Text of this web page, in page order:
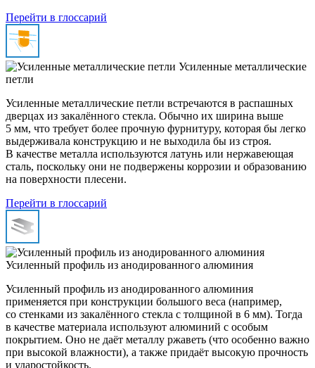
Перейти в глоссарий
Усиленные металлические
петли
Усиленные металлические петли встречаются в распашных
дверцах из закалённого стекла. Обычно их ширина выше
5 мм, что требует более прочную фурнитуру, которая бы легко
выдерживала конструкцию и не выходила бы из строя.
В качестве металла используются латунь или нержавеющая
сталь, поскольку они не подвержены коррозии и образованию
на поверхности плесени.
Перейти в глоссарий
Усиленный профиль из анодированного алюминия
Усиленный профиль из анодированного алюминия
применяется при конструкции большого веса (например,
со стенками из закалённого стекла с толщиной в 6 мм). Тогда
в качестве материала используют алюминий с особым
покрытием. Оно не даёт металлу ржаветь (что особенно важно
при высокой влажности), а также придаёт высокую прочность
и ударостойкость.